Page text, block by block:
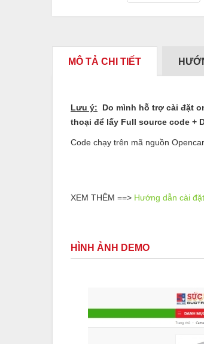
MÔ TẢ CHI TIẾT
Lưu ý: Do mình hỗ trợ cài đặt
thoại để lấy Full source code +
Code chạy trên mã nguồn
XEM THÊM ==> Hướng dẫn cài
HÌNH ẢNH DEMO